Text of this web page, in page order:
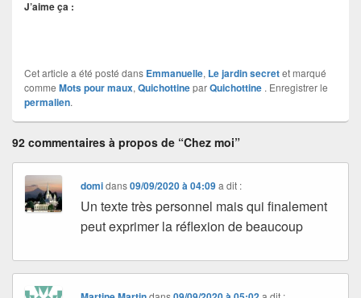
J’aime ça :
Cet article a été posté dans Emmanuelle, Le jardin secretet marqué
comme Mots pour maux,QuichottineparQuichottine . Enregistrer le
permalien.
92 commentaires à propos de “Chez moi”
domidans09/09/2020 à 04:09 a dit :
Un texte très personnel mais qui finalement
peut exprimer la réflexion de beaucoup